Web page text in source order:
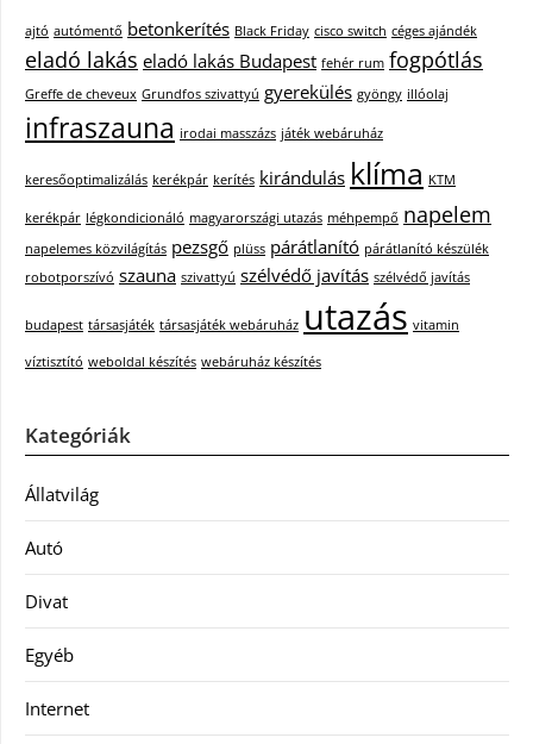
ajtó autómentő betonkerítés Black Friday cisco switch céges ajándék
eladó lakás eladó lakás Budapest fehér rum fogpótlás
Greffe de cheveux Grundfos szivattyú gyerekülés gyöngy illóolaj
infraszauna irodai masszázs játék webáruház
keresőoptimalizálás kerékpár kerítés kirándulás klíma KTM
kerékpár légkondicionáló magyarországi utazás méhpempő napelem
napelemes közvilágítás pezsgő plüss párátlanító párátlanító készülék
robotporszívó szauna szivattyú szélvédő javítás szélvédő javítás
budapest társasjáték társasjáték webáruház utazás vitamin
víztisztító weboldal készítés webáruház készítés
Kategóriák
Állatvilág
Autó
Divat
Egyéb
Internet